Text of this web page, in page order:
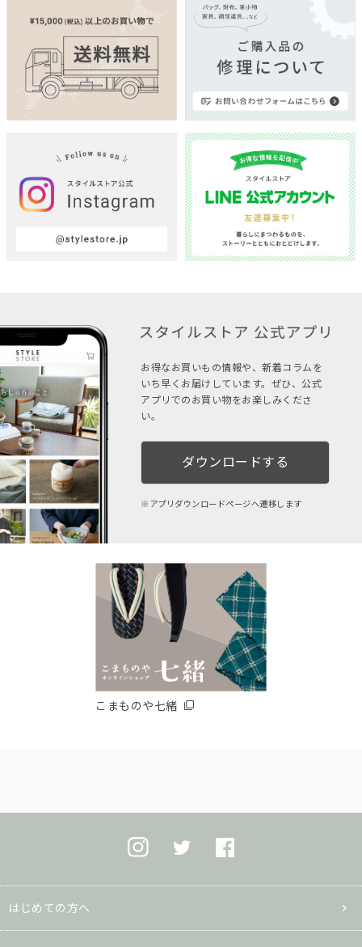
お得なお買いもの情報や、新着コラムを
いち早くお届けしています。ぜひ、公式
アプリでのお買い物をお楽しみくださ
い。
ダウンロードする
アプリダウンロードページへ遷移します
こまものや七緒
はじめての方へ